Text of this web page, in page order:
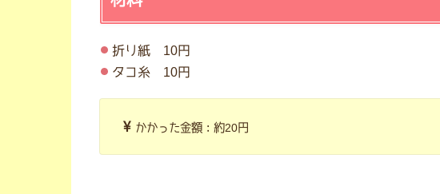
折り紙 10円
タコ糸 10円
かかった金額：約20円